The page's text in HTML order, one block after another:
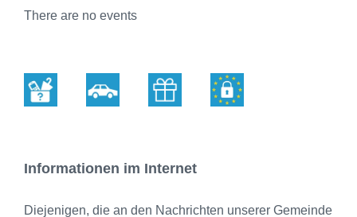
There are no events
Informationen im Internet
Diejenigen, die an den Nachrichten unserer Gemeinde